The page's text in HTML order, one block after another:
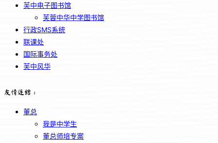
芙中电子图书馆
芙蓉中华中学图书馆
行政SMS系统
联课处
国际事务处
芙中风华
友情连结：
董总
我是中学生
董总师培专案